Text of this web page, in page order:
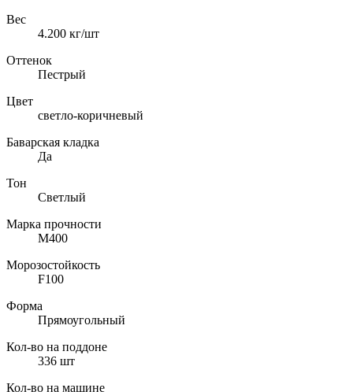
Вес
4.200 кг/шт
Оттенок
Пестрый
Цвет
светло-коричневый
Баварская кладка
Да
Тон
Светлый
Марка прочности
M400
Морозостойкость
F100
Форма
Прямоугольный
Кол-во на поддоне
336 шт
Кол-во на машине